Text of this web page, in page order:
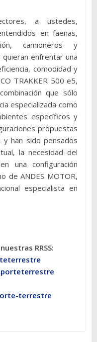
a ustedes,
en faenas,
camioneros y
enfrentar una
comodidad y
TRAKKER 500 e5,
que sólo
especializada como
específicos y
propuestas
han sido pensados
la necesidad del
una configuración
de ANDES MOTOR,
especialista en
RRSS:
tre
terrestre